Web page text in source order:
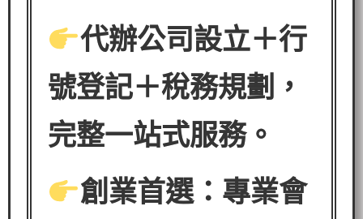
代辦公司設立＋行
號登記＋稅務規劃，
完整一站式服務。
創業首選：專業會